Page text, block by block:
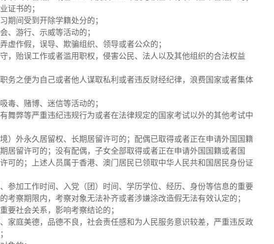
证书的；
期间受到开除学籍处分的；
、游行、示威等活动的；
虚作假，误导、欺骗组织、领导或者公众的；
，贻误工作或者滥用职权，侵害公民、法人以及其他组织的合法权益
务之便为自己或者他人谋取私利或者违反财经纪律，浪费国家或者集体
毒、赌博、迷信等活动的；
舞弊等严重违纪违规行为或者在法律规定的国家考试以外的其他考试中
）外永久居留权、长期居留许可的；配偶已取得或者正在申请外国国籍
居留许可的；没有配偶，子女全部取得或者正在申请外国国籍或者国
可的；上述人员属于香港、澳门居民已领取中华人民共和国居民身份证
参加工作时间、入党（团）时间、学历学位、经历、身份等信息的重要
考察期限内，考察对象无法补齐或者涉嫌涂改造假无法有效认定的；
要社会关系，影响考察结论的；
家庭美德，品德不良，社会责任感和为人民服务意识较差，严重违反政